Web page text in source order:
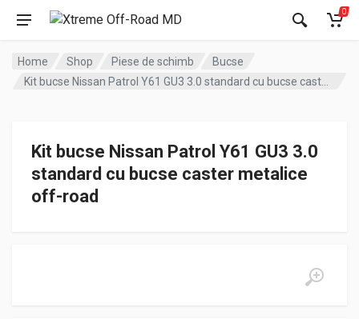
0
Home Shop Piese de schimb
Bucse
Kit bucse Nissan Patrol Y61 GU3 3.0
standard cu bucse caster metalice
off-road